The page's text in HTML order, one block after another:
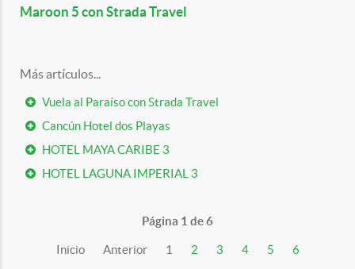
Maroon 5 con Strada Travel
Más artículos...
Vuela al Paraíso con Strada Travel
Cancún Hotel dos Playas
HOTEL MAYA CARIBE 3
HOTEL LAGUNA IMPERIAL 3
Página 1 de 6
Inicio Anterior 1 2 3 4 5 6